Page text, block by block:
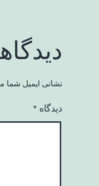
نشانی ایمیل شما
دیدگاه *